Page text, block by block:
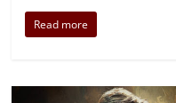
Read more